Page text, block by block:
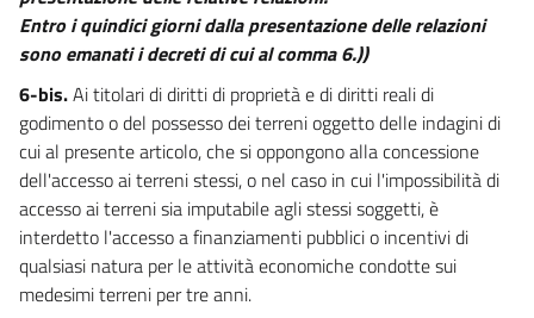
Entro i quindici giorni dalla presentazione delle relazioni
sono emanati i decreti di cui al comma 6.))
6-bis.Ai titolari di diritti di proprietà e di diritti reali di
godimento o del possesso dei terreni oggetto delle indagini di
cui al presente articolo, che si oppongono alla concessione
dell'accesso ai terreni stessi, o nel caso in cui l'impossibilità di
accesso ai terreni sia imputabile agli stessi soggetti, è
interdetto l'accesso a finanziamenti pubblici o incentivi di
qualsiasi natura per le attività economiche condotte sui
medesimi terreni per tre anni.